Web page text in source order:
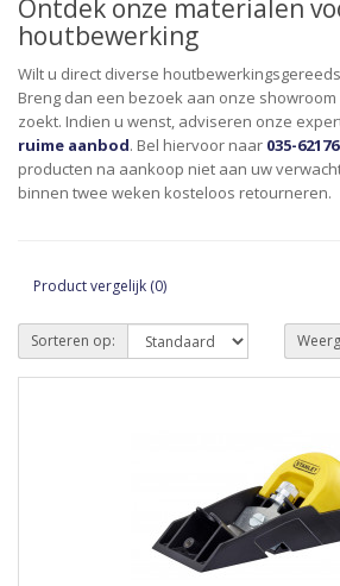
Ontdek onze materialen
houtbewerking
Wilt u direct diverse
Breng dan een bezoek aan onze
zoekt. Indien u wenst, adviseren onze
ruime aanbod. Bel hiervoor naar 035-
producten na aankoop niet aan uw
binnen twee weken kosteloos retourneren.
Product vergelijk (0)
Sorteren op: